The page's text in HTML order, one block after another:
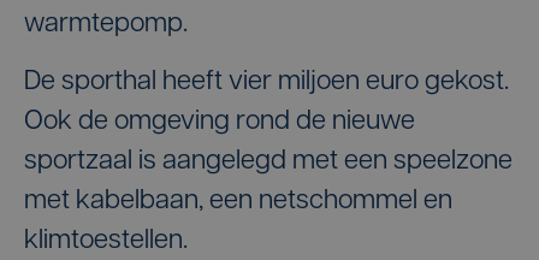
warmtepomp.
De sporthal heeft vier miljoen euro gekost.
Ook de omgeving rond de nieuwe
sportzaal is aangelegd met een speelzone
met kabelbaan, een netschommel en
klimtoestellen.